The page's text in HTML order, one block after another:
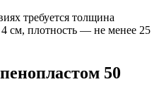
требуется толщина
см, плотность — не менее 25
50